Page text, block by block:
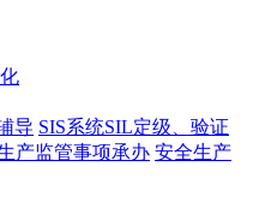
导 SIS系统SIL定级、验证
产监管事项承办 安全生产